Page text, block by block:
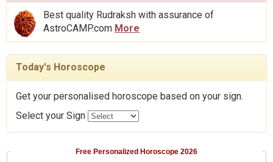
Best quality Rudraksh with assurance of
AstroCAMP.com More
Today's Horoscope
Get your personalised horoscope based on your sign.
Select your Sign
Free Personalized Horoscope 2026